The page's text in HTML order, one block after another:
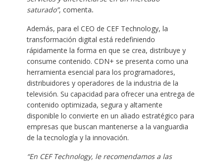
saturado”, comenta.
Además, para el CEO de CEF Technology, la
transformación digital está redefiniendo
rápidamente la forma en que se crea, distribuye y
consume contenido. CDN+ se presenta como una
herramienta esencial para los programadores,
distribuidores y operadores de la industria de la
televisión. Su capacidad para ofrecer una entrega de
contenido optimizada, segura y altamente
disponible lo convierte en un aliado estratégico para
empresas que buscan mantenerse a la vanguardia
de la tecnología y la innovación.
“En CEF Technology, le recomendamos a las